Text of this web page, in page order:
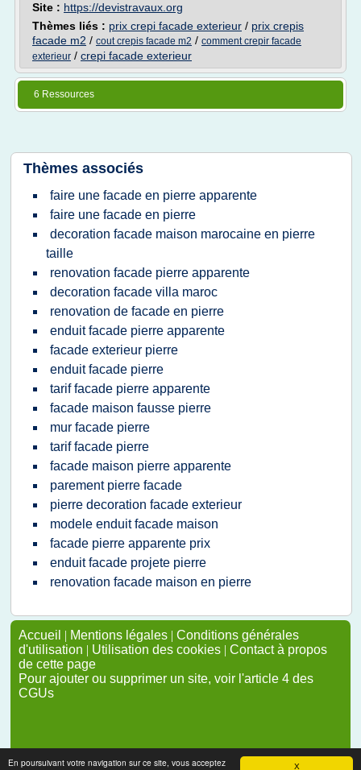
X
En poursuivant votre navigation sur ce site, vous acceptez
Site : https://devistravaux.org
Thèmes liés : prix crepi facade exterieur / prix crepis
facade m2 / cout crepis facade m2 / comment crepir facade
exterieur / crepi facade exterieur
6 Ressources
Thèmes associés
faire une facade en pierre apparente
faire une facade en pierre
decoration facade maison marocaine en pierre
taille
renovation facade pierre apparente
decoration facade villa maroc
renovation de facade en pierre
enduit facade pierre apparente
facade exterieur pierre
enduit facade pierre
tarif facade pierre apparente
facade maison fausse pierre
mur facade pierre
tarif facade pierre
facade maison pierre apparente
parement pierre facade
pierre decoration facade exterieur
modele enduit facade maison
facade pierre apparente prix
enduit facade projete pierre
renovation facade maison en pierre
Accueil | Mentions légales | Conditions générales
d'utilisation | Utilisation des cookies | Contact à propos
de cette page
Pour ajouter ou supprimer un site, voir l'article 4 des
CGUs